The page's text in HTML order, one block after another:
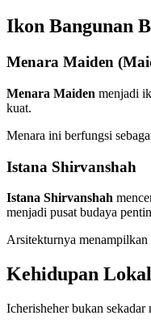
Ikon Bangunan
Menara Maiden
Menara Maiden menjadi
kuat.
Menara ini berfungsi
Istana Shirvanshah
Istana Shirvanshah
menjadi pusat budaya
Arsitekturnya
Kehidupan
Icherisheher bukan